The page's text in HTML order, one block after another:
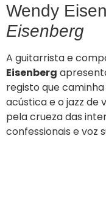
Wendy
Eisenberg
A guitarrista e
Eisenberg
registo que
acústica e o jazz de
pela crueza das
confessionais e voz